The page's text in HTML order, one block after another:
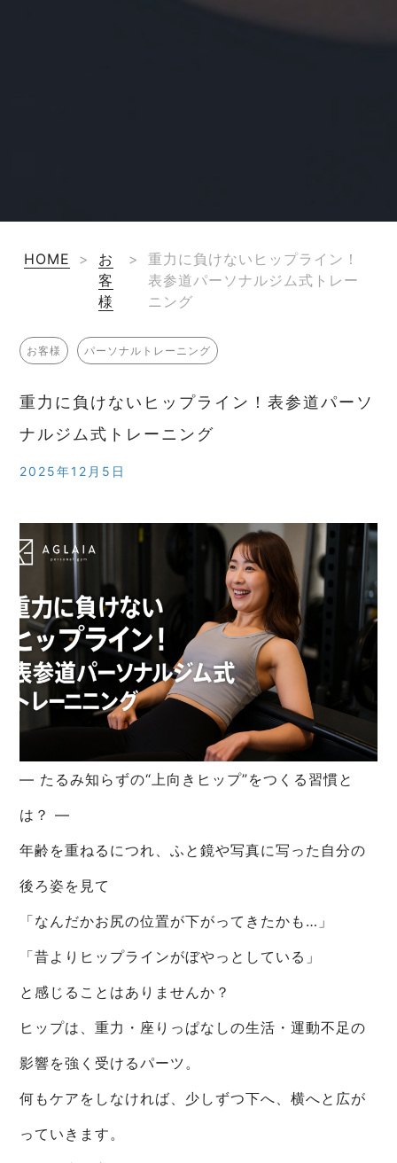
HOME >
お
客
様
>
重力に負けないヒップライン！
表参道パーソナルジム式トレー
ニング
お客様 パーソナルトレーニング
重力に負けないヒップライン！表参道パーソ
ナルジム式トレーニング
2025年12月5日
― たるみ知らずの“上向きヒップ”をつくる習慣と
は？ ―
年齢を重ねるにつれ、ふと鏡や写真に写った自分の
後ろ姿を見て
「なんだかお尻の位置が下がってきたかも…」
「昔よりヒップラインがぼやっとしている」
と感じることはありませんか？
ヒップは、重力・座りっぱなしの生活・運動不足の
影響を強く受けるパーツ。
何もケアをしなければ、少しずつ下へ、横へと広が
っていきます。